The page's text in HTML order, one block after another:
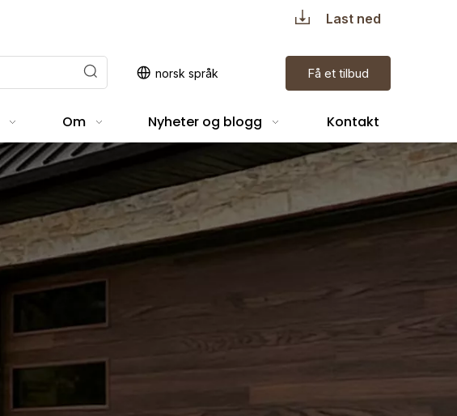
Last ned
norsk språk Få et tilbud
Om Nyheter og blogg Kontakt